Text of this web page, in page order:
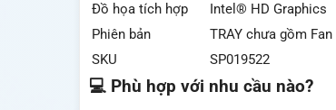
Đồ họa tích hợp
Intel® HD Graphics
Phiên bản
TRAY chưa gồm Fan
SKU
SP019522
💻 Phù hợp với nhu cầu nào?